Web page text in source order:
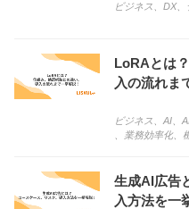
ビジネス DX、
LoRAとは
入の流れま
ビジネス AI
業務効率化、
生成AI広告
入方法を一